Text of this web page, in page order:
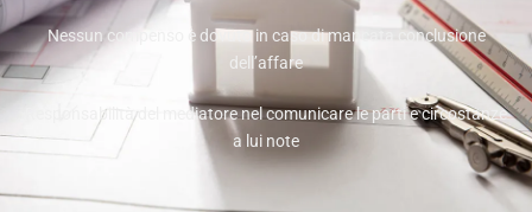
Nessun compenso è dovuto in caso di mancata conclusione
dell’affare
Responsabilità del mediatore nel comunicare le parti e circostanze
a lui note